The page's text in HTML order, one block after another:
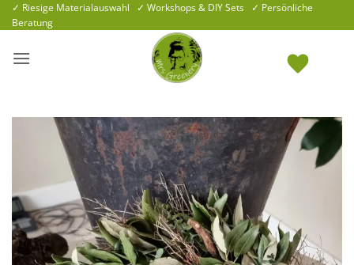
Zum
Inhalt
✓ Riesige Materialauswahl ✓ Workshops & DIY Sets ✓ Persönliche
Beratung